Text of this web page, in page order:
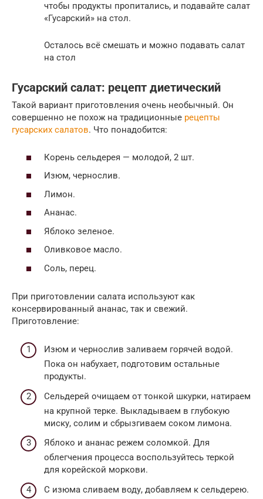
чтобы продукты пропитались, и подавайте салат
«Гусарский» на стол.
Осталось всё смешать и можно подавать салат
на стол
Гусарский салат: рецепт диетический
Такой вариант приготовления очень необычный. Он
совершенно не похож на традиционные рецепты
гусарских салатов. Что понадобится:
Корень сельдерея — молодой, 2 шт.
Изюм, чернослив.
Лимон.
Ананас.
Яблоко зеленое.
Оливковое масло.
Соль, перец.
При приготовлении салата используют как
консервированный ананас, так и свежий.
Приготовление:
Изюм и чернослив заливаем горячей водой.
Пока он набухает, подготовим остальные
продукты.
Сельдерей очищаем от тонкой шкурки, натираем
на крупной терке. Выкладываем в глубокую
миску, солим и сбрызгиваем соком лимона.
Яблоко и ананас режем соломкой. Для
облегчения процесса воспользуйтесь теркой
для корейской моркови.
С изюма сливаем воду, добавляем к сельдерею.